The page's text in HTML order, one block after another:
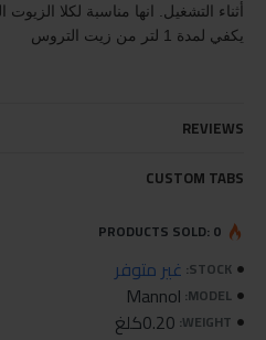
أثناء التشغيل. انها مناسبة لكلا
يكفي لمدة 1 لتر من زيت التروس
REVIEWS
CUSTOM TABS
STOCK: غير متوفر
MODEL:
Mannol
WEIGHT: 0.20كلغ
PRODUCTS SOLD: 0